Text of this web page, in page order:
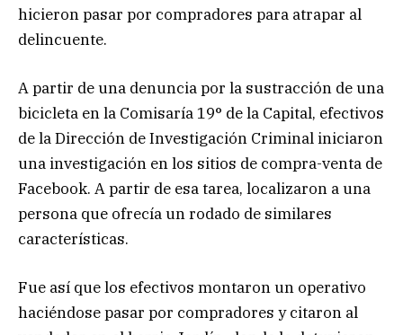
hicieron pasar por compradores para atrapar al
delincuente.
A partir de una denuncia por la sustracción de una
bicicleta en la Comisaría 19° de la Capital, efectivos
de la Dirección de Investigación Criminal iniciaron
una investigación en los sitios de compra-venta de
Facebook. A partir de esa tarea, localizaron a una
persona que ofrecía un rodado de similares
características.
Fue así que los efectivos montaron un operativo
haciéndose pasar por compradores y citaron al